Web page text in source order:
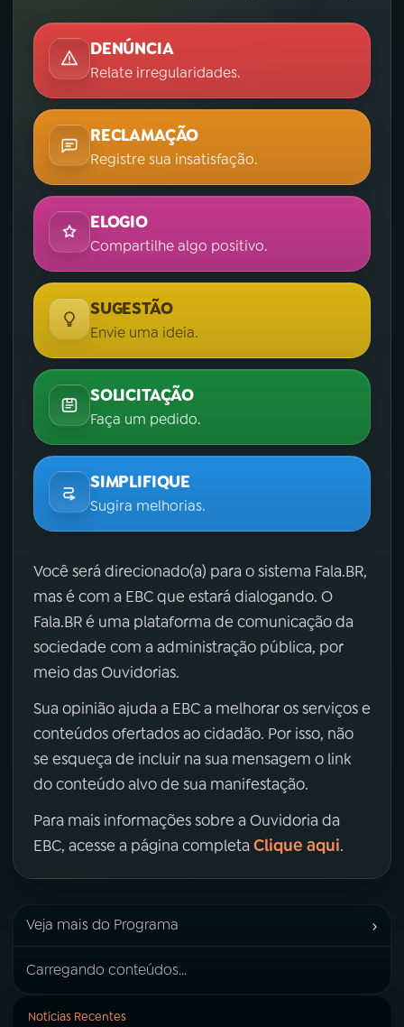
DENÚNCIA
Relate irregularidades.
RECLAMAÇÃO
Registre sua insatisfação.
ELOGIO
Compartilhe algo positivo.
SUGESTÃO
Envie uma ideia.
SOLICITAÇÃO
Faça um pedido.
SIMPLIFIQUE
Sugira melhorias.
Você será direcionado(a) para o sistema Fala.BR,
mas é com a EBC que estará dialogando. O
Fala.BR é uma plataforma de comunicação da
sociedade com a administração pública, por
meio das Ouvidorias.
Sua opinião ajuda a EBC a melhorar os serviços e
conteúdos ofertados ao cidadão. Por isso, não
se esqueça de incluir na sua mensagem o link
do conteúdo alvo de sua manifestação.
Para mais informações sobre a Ouvidoria da
EBC, acesse a página completa Clique aqui.
Veja mais do Programa ›
Carregando conteúdos...
Notícias Recentes